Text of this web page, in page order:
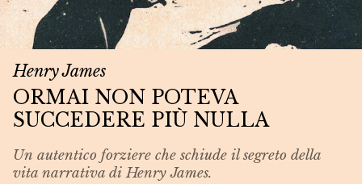
Henry James
ORMAI NON POTEVA
SUCCEDERE PIÙ NULLA
Un autentico forziere che schiude il segreto della
vita narrativa di Henry James.